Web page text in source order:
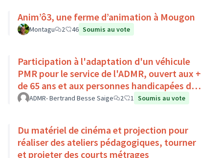
Anim’ô3, une ferme d’animation à Mougon
Montagu 2 46 Soumis au vote
Participation à l'adaptation d'un véhicule
PMR pour le service de l'ADMR, ouvert aux +
de 65 ans et aux personnes handicapées du
Pays Loire-Touraine.
ADMR- Bertrand Besse Saige 2 1 Soumis au vote
Du matériel de cinéma et projection pour
réaliser des ateliers pédagogiques, tourner
et projeter des courts métrages